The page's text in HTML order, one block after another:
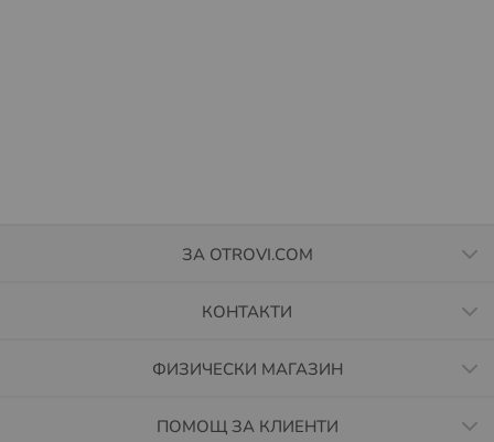
ЗА OTROVI.COM
КОНТАКТИ
ФИЗИЧЕСКИ МАГАЗИН
ПОМОЩ ЗА КЛИЕНТИ